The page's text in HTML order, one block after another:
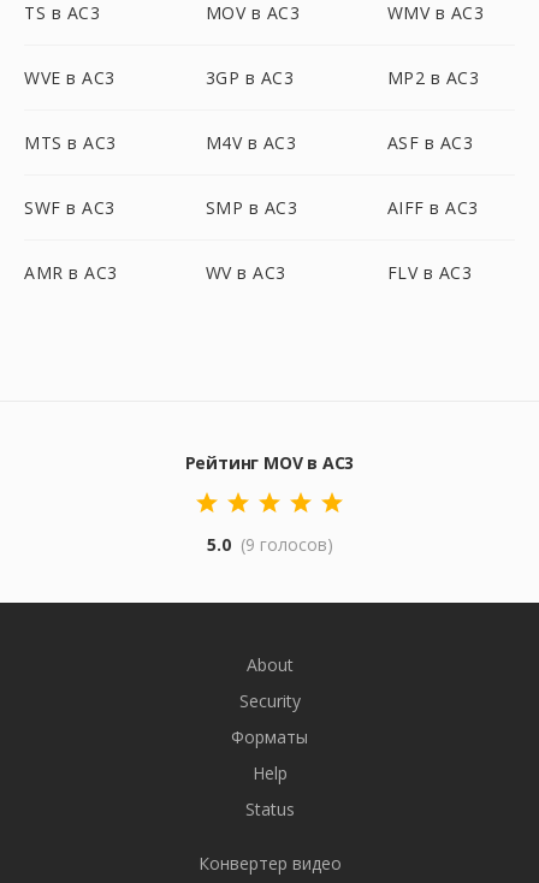
TS в AC3 MOV в AC3 WMV в AC3
WVE в AC3 3GP в AC3 MP2 в AC3
MTS в AC3 M4V в AC3 ASF в AC3
SWF в AC3 SMP в AC3 AIFF в AC3
AMR в AC3 WV в AC3 FLV в AC3
Рейтинг MOV в AC3
5.0 (9 голосов)
About
Security
Форматы
Help
Status
Конвертер видео